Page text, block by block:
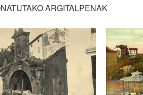
ARGITALPENAK